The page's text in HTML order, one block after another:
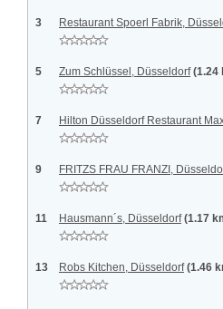
3 Restaurant Spoerl Fabrik,
5 Zum Schlüssel, Düsseldorf (1.24
7 Hilton Düsseldorf Restaurant
9 FRITZS FRAU FRANZI,
11 Hausmann´s, Düsseldorf (1.17
13 Robs Kitchen, Düsseldorf (1.46